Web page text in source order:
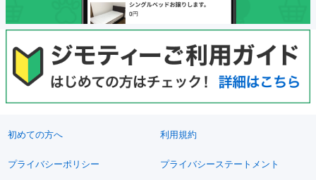
初めての方へ 利用規約
プライバシーポリシー プライバシーステートメント